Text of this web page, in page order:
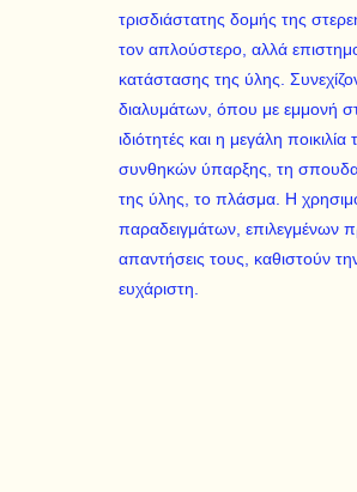
τρισδιάστατης δομής της
τον απλούστερο, αλλά
κατάστασης της ύλης.
διαλυμάτων, όπου με εμμονή
ιδιότητές και η μεγάλη
συνθηκών ύπαρξης, τη
της ύλης, το πλάσμα. H
παραδειγμάτων, επιλεγμένων
απαντήσεις τους, καθιστούν
ευχάριστη.